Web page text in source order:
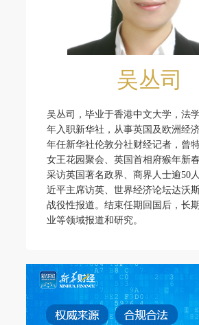
吴丛司
吴丛司，毕业于香港中文大学，法
年入职新华社，从事英国及欧洲经
年任新华社伦敦分社财经记者，曾
女王花园聚会、英国首相府猴年新
采访英国著名政界、商界人士逾50
近平主席访英、世界经济论坛达沃
战役性报道。结束任期回国后，长
业等领域报道和研究。